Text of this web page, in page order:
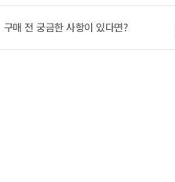
구매 전 궁금한 사항이 있다면?